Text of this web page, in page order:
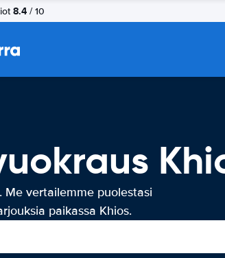
8.4 / 10
Me vertailemme puolestasi
paikassa Khios.